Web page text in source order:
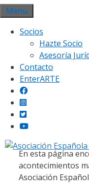
Saltar
al
contenido
Menu
Socios
Hazte Socio
Asesoría
Contacto
EnterARTE
En esta página
acontecimientos
Asociación